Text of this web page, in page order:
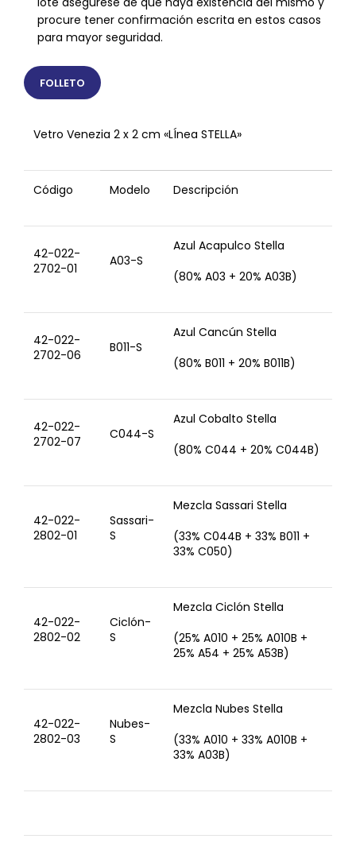
procure tener confirmación escrita en estos casos
para mayor seguridad.
FOLLETO
Vetro Venezia 2 x 2 cm «LÍnea STELLA»
Código Modelo Descripción
42-022-
2702-01
A03-S
Azul Acapulco Stella
(80% A03 + 20% A03B)
42-022-
2702-06
B011-S
Azul Cancún Stella
(80% B011 + 20% B011B)
42-022-
2702-07
C044-S
Azul Cobalto Stella
(80% C044 + 20% C044B)
42-022-
2802-01
Sassari-
S
Mezcla Sassari Stella
(33% C044B + 33% B011 +
33% C050)
42-022-
2802-02
Ciclón-
S
Mezcla Ciclón Stella
(25% A010 + 25% A010B +
25% A54 + 25% A53B)
42-022-
2802-03
Nubes-
S
Mezcla Nubes Stella
(33% A010 + 33% A010B +
33% A03B)